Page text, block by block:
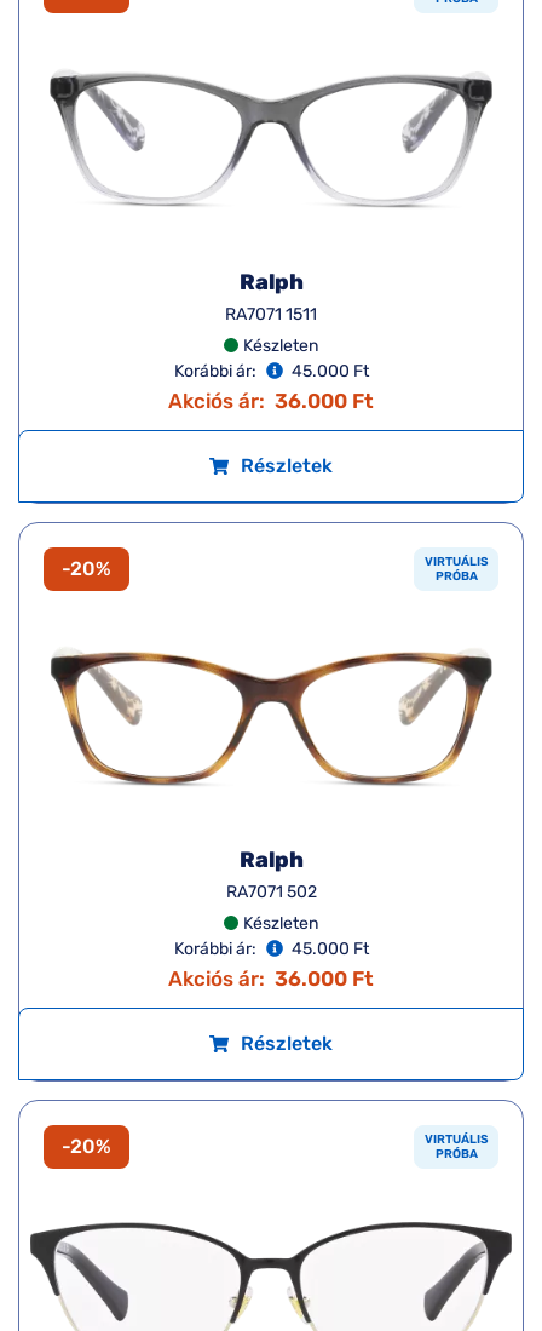
Ralph
RA7071 1511
Készleten
Korábbi ár:
45.000 Ft
Akciós ár: 36.000 Ft
Részletek
-20%
VIRTUÁLIS
PRÓBA
Ralph
RA7071 502
Készleten
Korábbi ár:
45.000 Ft
Akciós ár: 36.000 Ft
Részletek
-20%
VIRTUÁLIS
PRÓBA